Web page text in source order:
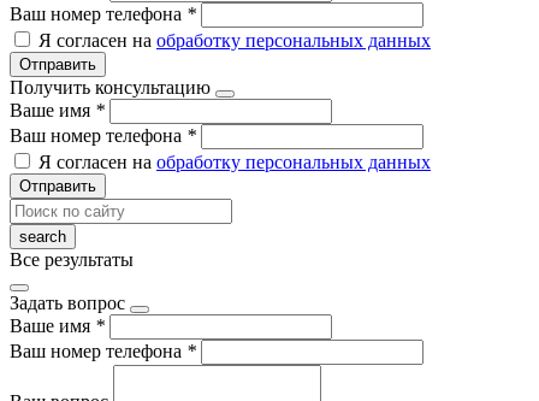
Ваш номер телефона *
Я согласен на обработку персональных данных
Отправить
Получить консультацию
Ваше имя *
Ваш номер телефона *
Я согласен на обработку персональных данных
Отправить
Все результаты
Задать вопрос
Ваше имя *
Ваш номер телефона *